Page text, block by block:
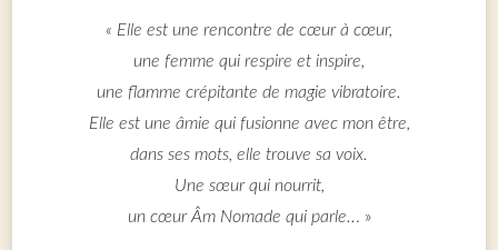
« Elle est une rencontre de cœur à cœur,
une femme qui respire et inspire,
une flamme crépitante de magie vibratoire.
Elle est une âmie qui fusionne avec mon être,
dans ses mots, elle trouve sa voix.
Une sœur qui nourrit,
un cœur Âm Nomade qui parle... »